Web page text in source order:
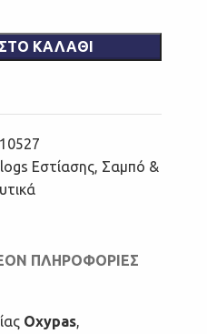
ΚΑΛΆΘΙ
Εστίασης, Σαμπό &
ΠΛΗΡΟΦΟΡΊΕΣ
Oxypas,